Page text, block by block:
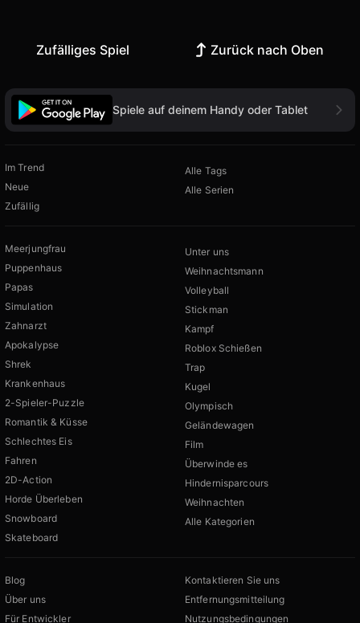
Zufälliges Spiel Zurück nach Oben
Spiele auf deinem Handy oder Tablet
Im Trend
Neue
Zufällig
Alle Tags
Alle Serien
Meerjungfrau
Puppenhaus
Papas
Simulation
Zahnarzt
Apokalypse
Shrek
Krankenhaus
2-Spieler-Puzzle
Romantik & Küsse
Schlechtes Eis
Fahren
2D-Action
Horde Überleben
Snowboard
Skateboard
Unter uns
Weihnachtsmann
Volleyball
Stickman
Kampf
Roblox Schießen
Trap
Kugel
Olympisch
Geländewagen
Film
Überwinde es
Hindernisparcours
Weihnachten
Alle Kategorien
Blog
Über uns
Für Entwickler
Kontaktieren Sie uns
Entfernungsmitteilung
Nutzungsbedingungen